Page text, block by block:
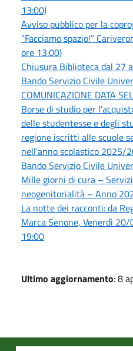
13:00)
Avviso pubblico per la
“Facciamo spazio!”
ore 13:00)
Chiusura Biblioteca dal 27
Bando Servizio Civile
COMUNICAZIONE DATA
Borse di studio per
delle studentesse e degli
regione iscritti alle scuole
nell'anno scolastico 2025/
Bando Servizio Civile
Mille giorni di cura –
neogenitorialità – Anno
La notte dei racconti: da
Marca Senone, Venerdì
19:00
Ultimo aggiornamento: 8